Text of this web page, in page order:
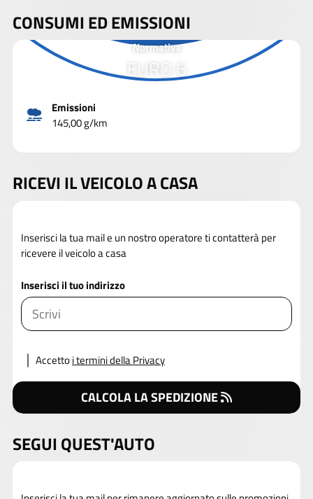
CONSUMI ED EMISSIONI
Normativa
EURO 6
Emissioni
145,00 g/km
RICEVI IL VEICOLO A CASA
Inserisci la tua mail e un nostro operatore ti contatterà per
ricevere il veicolo a casa
Inserisci il tuo indirizzo
Accettoi termini della Privacy
CALCOLA LA SPEDIZIONE
SEGUI QUEST'AUTO